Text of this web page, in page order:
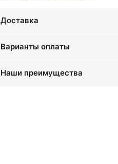
Доставка
Варианты оплаты
Наши преимущества